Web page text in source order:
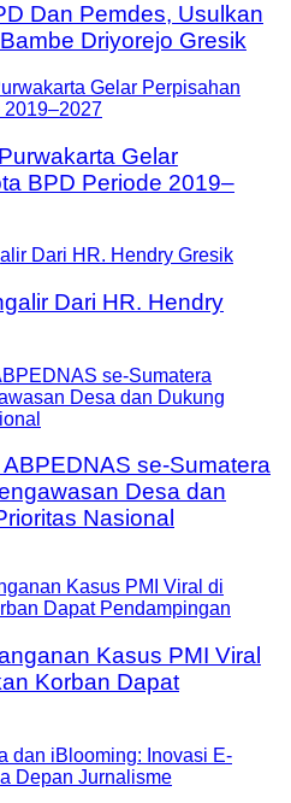
Dan Pemdes, Usulkan
Driyorejo Gresik
Gelar
BPD Periode 2019–
Dari HR. Hendry
se-Sumatera
Desa dan
Nasional
Kasus PMI Viral
Korban Dapat